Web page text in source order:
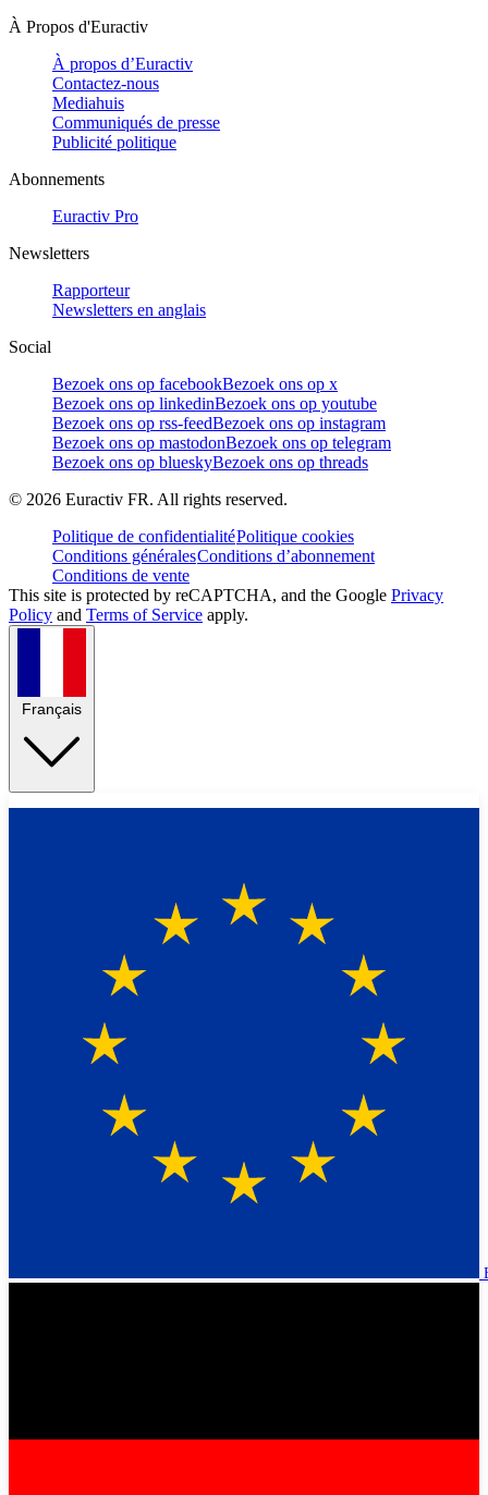
À Propos d'Euractiv
À propos d’Euractiv
Contactez-nous
Mediahuis
Communiqués de presse
Publicité politique
Abonnements
Euractiv Pro
Newsletters
Rapporteur
Newsletters en anglais
Social
Bezoek ons op facebookBezoek ons op x
Bezoek ons op linkedinBezoek ons op youtube
Bezoek ons op rss-feedBezoek ons op instagram
Bezoek ons op mastodonBezoek ons op telegram
Bezoek ons op blueskyBezoek ons op threads
© 2026 Euractiv FR. All rights reserved.
Politique de confidentialitéPolitique cookies
Conditions généralesConditions d’abonnement
Conditions de vente
This site is protected by reCAPTCHA, and the Google Privacy
Policy and Terms of Service apply.
Français